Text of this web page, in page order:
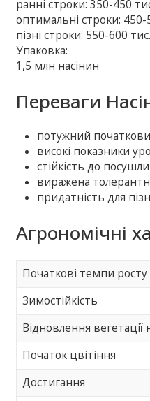
ранні строки: 350-450
оптимальні строки: 450-
пізні строки: 550-600
Упаковка:
1,5 млн насінин
Переваги
потужний
високі показники
стійкість до
виражена
придатність для
Агрономічні
Початкові темпи росту
Зимостійкість
Відновлення вегетації
Початок цвітіння
Достигання